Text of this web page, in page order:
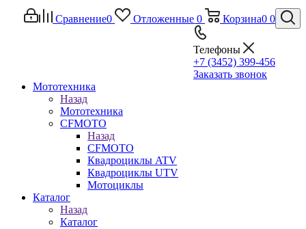
Сравнение0 Отложенные 0 Корзина0 0
Телефоны
+7 (3452) 399-456
Заказать звонок
Мототехника
Назад
Мототехника
CFMOTO
Назад
CFMOTO
Квадроциклы ATV
Квадроциклы UTV
Мотоциклы
Каталог
Назад
Каталог